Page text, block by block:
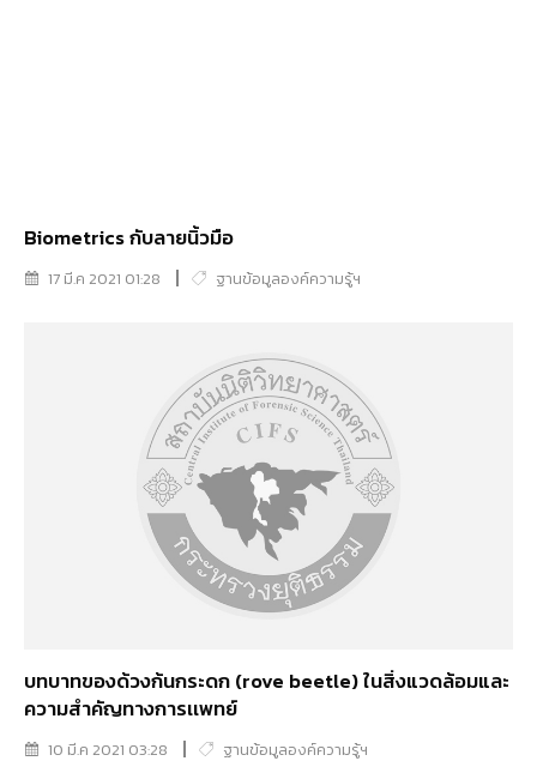
ฺฺBiometrics กับลายนิ้วมือ
17 มี.ค 2021 01:28 ฐานข้อมูลองค์ความรู้ฯ
บทบาทของด้วงก้นกระดก (rove beetle) ในสิ่งแวดล้อมและ
ความสำคัญทางการเเพทย์
10 มี.ค 2021 03:28 ฐานข้อมูลองค์ความรู้ฯ